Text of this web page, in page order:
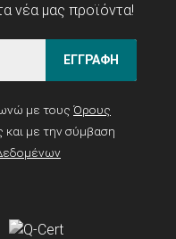
νέα μας προϊόντα!
ΕΓΓΡΑΦΗ
με τους Όρους
και με την σύμβαση